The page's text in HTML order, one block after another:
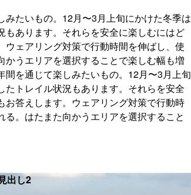
たいもの。12月〜3月上旬にかけた冬季は
あります。それらを安全に楽しむにはど
ェアリング対策で行動時間を伸ばし、使
うエリアを選択することで楽しむ幅も増
を通じて楽しみたいもの。12月〜3月上旬
トレイル状況もあります。それらを安全
答えします。ウェアリング対策で行動時
。はたまた向かうエリアを選択すること
見出し2